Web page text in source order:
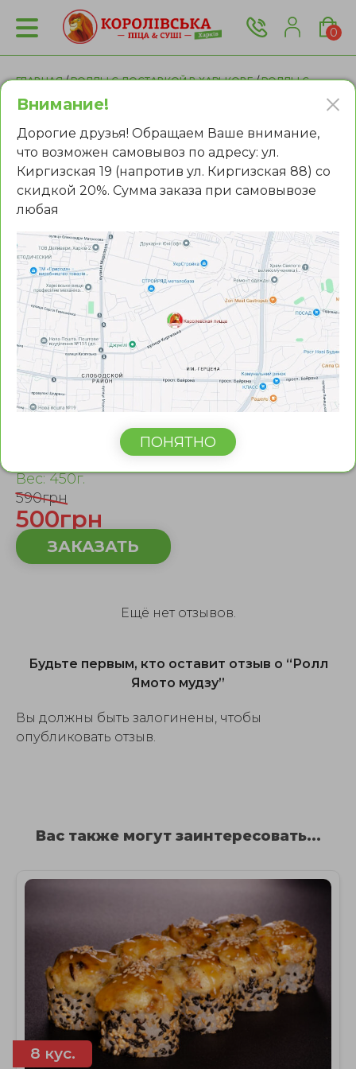
0
ГЛАВНАЯ/РОЛЛЫ С ДОСТАВКОЙ В ХАРЬКОВЕ/РОЛЛЫ С
ЛОСОСЕМ В ХАРЬКОВЕ
Ролл Ямото мудзу
огурцом и икрой тобико. На поверхности тигровая
креветка, украшена чукой, соусом спайси и кунжутом.
Вес: 450г.
590грн
500грн
ЗАКАЗАТЬ
Ещё нет отзывов.
Будьте первым, кто оставит отзыв о “Ролл
Ямото мудзу”
Вы должны быть залогинены, чтобы
опубликовать отзыв.
Вас также могут заинтересовать...
8 кус.
Внимание!
Дорогие друзья! Обращаем Ваше внимание,
что возможен самовывоз по адресу: ул.
Киргизская 19 (напротив ул. Киргизская 88) со
скидкой 20%. Сумма заказа при самовывозе
любая
ПОНЯТНО